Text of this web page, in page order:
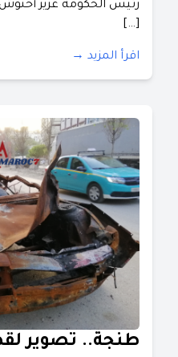
رئيس الحكومة عزيز
[…]
اقرأ المزيد →
طنجة.. تصوير